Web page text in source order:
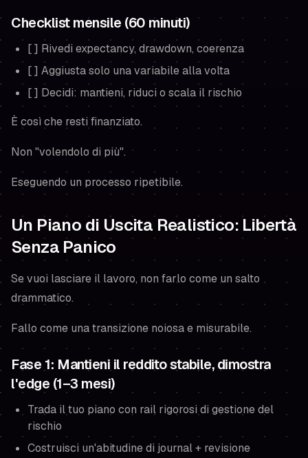
Checklist mensile (60 minuti)
[ ] Rivedi expectancy, drawdown, coerenza
[ ] Aggiusta solo una variabile alla volta
[ ] Decidi: mantieni, riduci o scala il rischio
È così che resti finanziato.
Non "volendolo di più".
Eseguendo un processo ripetibile.
Un Piano di Uscita Realistico: Libertà
Senza Panico
Se vuoi lasciare il lavoro, non farlo come un salto
drammatico.
Fallo come una transizione noiosa e misurabile.
Fase 1: Mantieni il reddito stabile, dimostra
l'edge (1–3 mesi)
Trada il tuo piano con rail rigorosi di gestione del
rischio
Costruisci un'abitudine di journal + revisione